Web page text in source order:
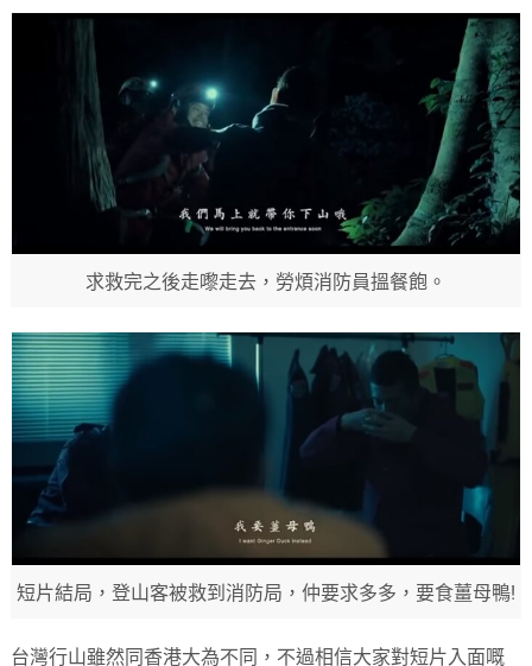
求救完之後走嚟走去，勞煩消防員搵餐飽。
短片結局，登山客被救到消防局，仲要求多多，要食薑母鴨!
台灣行山雖然同香港大為不同，不過相信大家對短片入面嘅